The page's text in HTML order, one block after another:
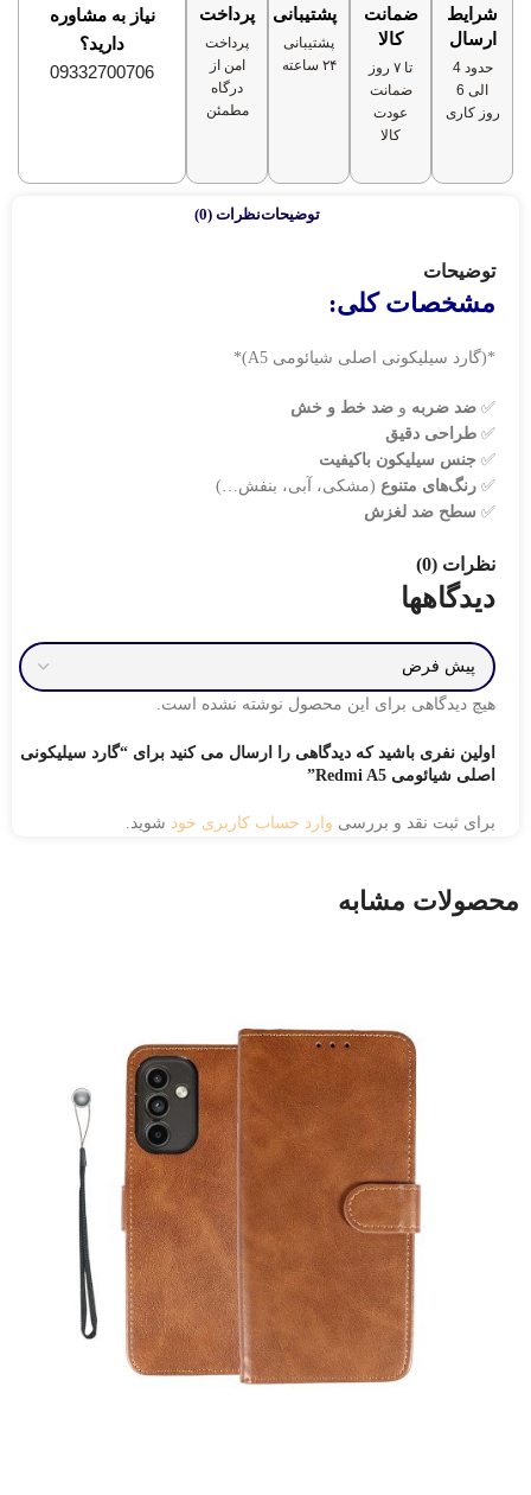
شرایط
ارسال
حدود 4
الی 6
روز کاری
ضمانت
کالا
تا ۷ روز
ضمانت
عودت
کالا
پشتیبانی
پشتیبانی
۲۴ ساعته
پرداخت
پرداخت
امن از
درگاه
مطمئن
نیاز به مشاوره
دارید؟
09332700706
توضیحاتنظرات (0)
توضیحات
مشخصات کلی:
*(گارد سیلیکونی اصلی شیائومی A5)*
✅ ضد ضربه و ضد خط و خش
✅ طراحی دقیق
✅ جنس سیلیکون باکیفیت
✅ رنگ‌های متنوع (مشکی، آبی، بنفش…)
✅ سطح ضد لغزش
نظرات (0)
دیدگاهها
هیچ دیدگاهی برای این محصول نوشته نشده است.
اولین نفری باشید که دیدگاهی را ارسال می کنید برای “گارد سیلیکونی
اصلی شیائومی Redmi A5”
برای ثبت نقد و بررسی وارد حساب کاربری خود شوید.
محصولات مشابه